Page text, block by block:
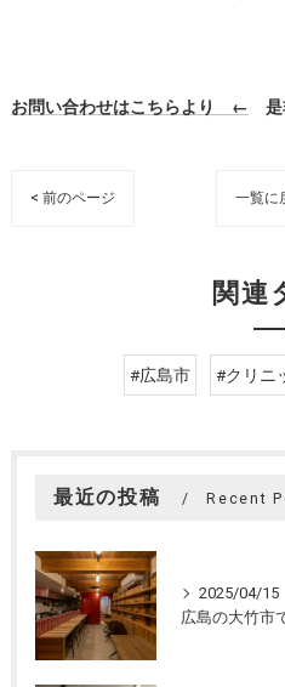
お問い合わせはこちらより ← 是
< 前のページ 一覧に
関連
#広島市 #クリニ
最近の投稿 Recent
2025/04/15